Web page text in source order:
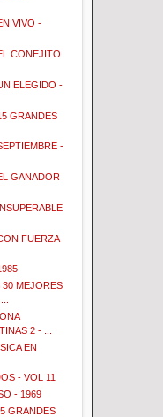
VIVO -
CONEJITO
ELEGIDO -
GRANDES
-
GANADOR
FUERZA
MEJORES
2 - ...
EN
- VOL 11
- 1969
GRANDES